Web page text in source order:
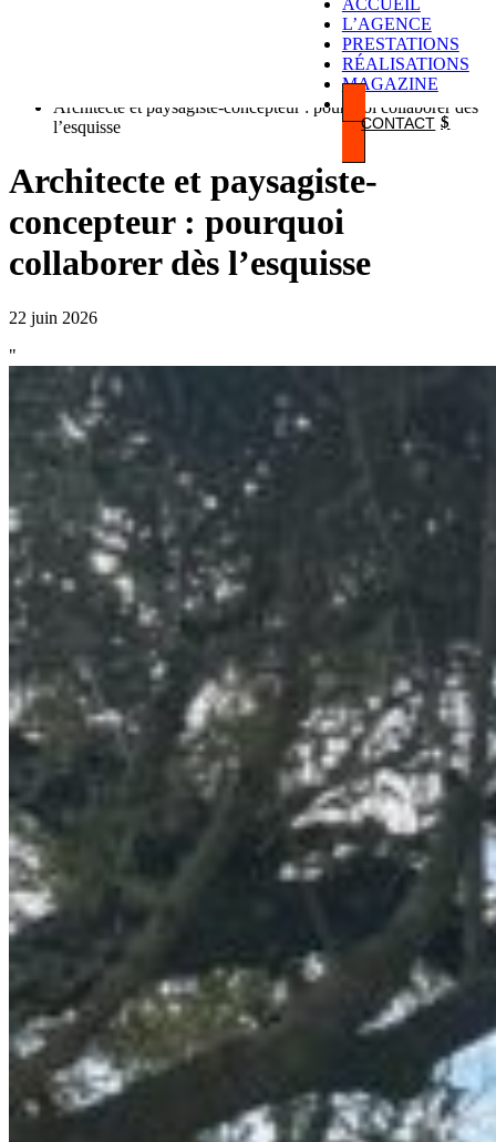
L’AGENCE
PRESTATIONS
RÉALISATIONS
MAGAZINE
CONTACT
Architecte et paysagiste-concepteur : pourquoi collaborer dès
l’esquisse
Architecte et paysagiste-
concepteur : pourquoi
collaborer dès l’esquisse
22 juin 2026
"